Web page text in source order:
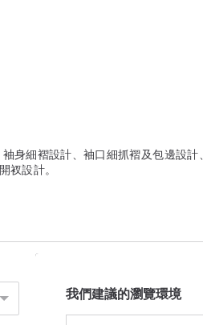
身細褶設計、袖口細抓褶及包邊設計、
衩設計。
我們建議的瀏覽環境